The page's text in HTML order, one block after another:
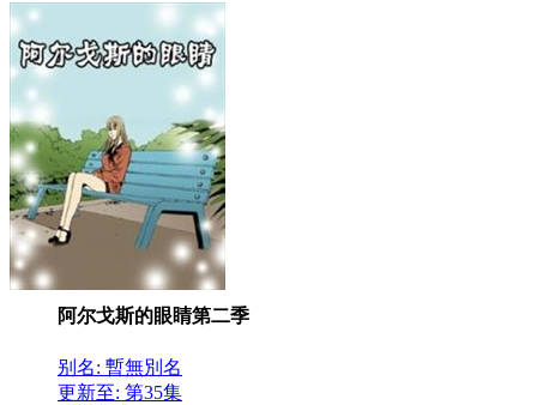
阿尔戈斯的眼睛第二季
别名: 暫無別名
更新至: 第35集